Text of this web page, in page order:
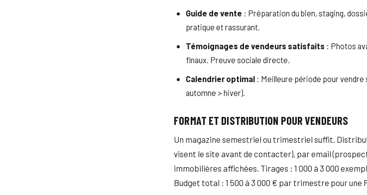
Guide de vente : Préparation du bien, staging,
pratique et rassurant.
Témoignages de vendeurs satisfaits : Photos
finaux. Preuve sociale directe.
Calendrier optimal : Meilleure période pour
automne > hiver).
FORMAT ET DISTRIBUTION POUR VENDEURS
Un magazine semestriel ou trimestriel suffit.
visent le site avant de contacter), par email
immobilières affichées. Tirages : 1 000 à 3 000
Budget total : 1 500 à 3 000 € par trimestre pour une